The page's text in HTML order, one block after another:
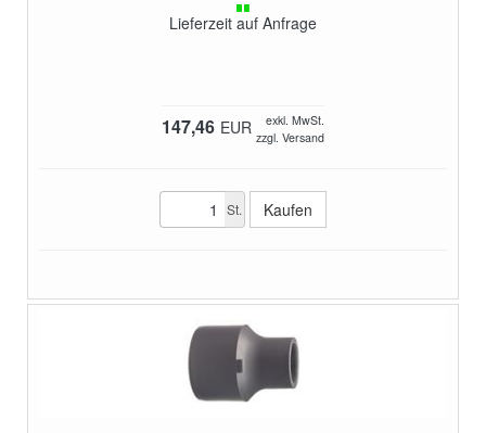
Lieferzeit auf Anfrage
147,46 EUR
exkl. MwSt.
zzgl. Versand
St.